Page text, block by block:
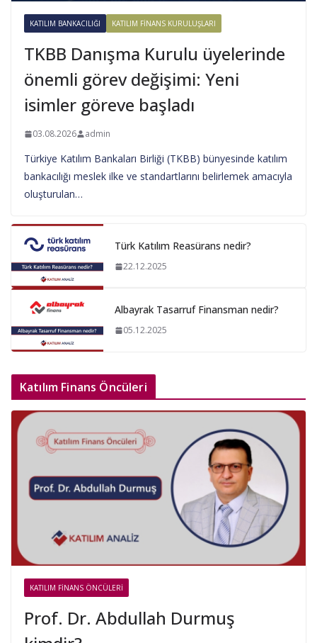
KATILIM BANKACILIĞI KATILIM FINANS KURULUŞLARI
TKBB Danışma Kurulu üyelerinde
önemli görev değişimi: Yeni
isimler göreve başladı
03.08.2026 admin
Türkiye Katılım Bankaları Birliği (TKBB) bünyesinde katılım
bankacılığı meslek ilke ve standartlarını belirlemek amacıyla
oluşturulan…
Türk Katılım Reasürans nedir?
22.12.2025
Albayrak Tasarruf Finansman nedir?
05.12.2025
Katılım Finans Öncüleri
KATILIM FINANS ÖNCÜLERI
Prof. Dr. Abdullah Durmuş